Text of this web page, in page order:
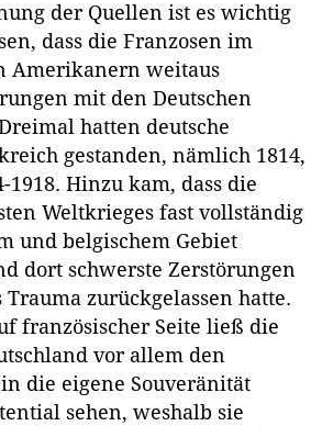
der Quellen ist es wichtig
dass die Franzosen im
Amerikanern weitaus
mit den Deutschen
hatten deutsche
gestanden, nämlich 1814,
1918. Hinzu kam, dass die
Weltkrieges fast vollständig
und belgischem Gebiet
dort schwerste Zerstörungen
zurückgelassen hatte.
französischer Seite ließ die
vor allem den
die eigene Souveränität
sehen, weshalb sie